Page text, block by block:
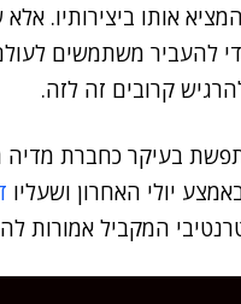
אותו ביצירותיו.
להעביר משתמשים
קרובים זה לזה.
בעיקר כחברת
המקביל אמורות